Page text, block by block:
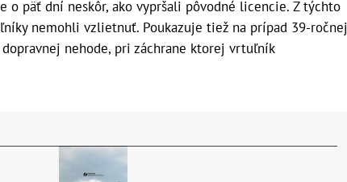
o päť dní neskôr, ako vypršali pôvodné licencie. Z týchto
nemohli vzlietnuť. Poukazuje tiež na prípad 39-ročnej
nehode, pri záchrane ktorej vrtuľník